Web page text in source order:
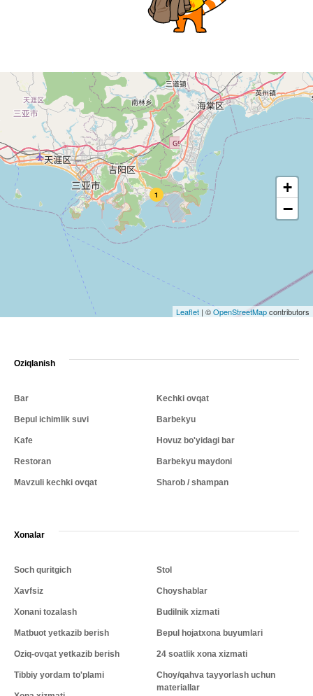
1 +
−
Leaflet | ©OpenStreetMapcontributors
Oziqlanish
Bar
Bepul ichimlik suvi
Kafe
Restoran
Mavzuli kechki ovqat
Kechki ovqat
Barbekyu
Hovuz bo'yidagi bar
Barbekyu maydoni
Sharob / shampan
Xonalar
Soch quritgich
Xavfsiz
Xonani tozalash
Matbuot yetkazib berish
Oziq-ovqat yetkazib berish
Tibbiy yordam to'plami
Stol
Choyshablar
Budilnik xizmati
Bepul hojatxona buyumlari
24 soatlik xona xizmati
Choy/qahva tayyorlash uchun
materiallar